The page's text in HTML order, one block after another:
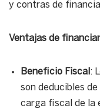
y contras de
Ventajas de
Beneficio Fiscal :
son deducibles
carga fiscal de la